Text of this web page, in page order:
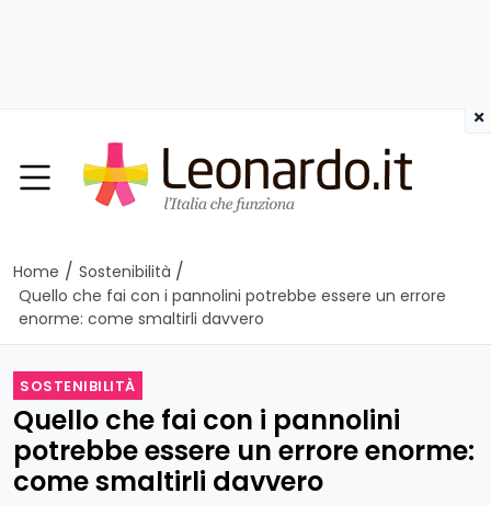
Home / Sostenibilità /
Quello che fai con i pannolini potrebbe essere un errore
enorme: come smaltirli davvero
SOSTENIBILITÀ
Quello che fai con i pannolini
potrebbe essere un errore enorme:
come smaltirli davvero
×